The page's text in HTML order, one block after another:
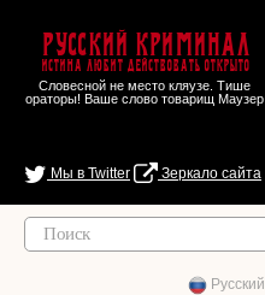
Русский Криминал
Истина любит действовать открыто
Словесной не место кляузе. Тише
ораторы! Ваше слово товарищ Маузер
Мы в Twitter Зеркало сайта
Русский